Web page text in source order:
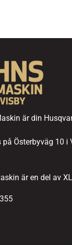
är din
Österbyväg 10 i
är en del av